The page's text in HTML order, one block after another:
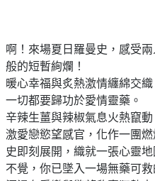
啊！來場夏日羅曼史，感受
般的短暫絢爛！
暖心幸福與炙熱激情纏綿交
一切都要歸功於愛情靈藥。
辛辣生薑與辣椒氣息火熱竄
激愛戀慾望感官，化作一團
史即刻展開，織就一張心靈
不覺，你已墜入一場無藥可救